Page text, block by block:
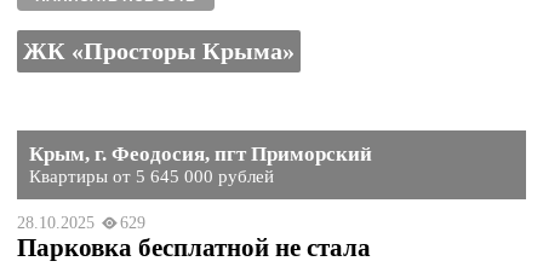
ЖК «Просторы Крыма»
Крым, г. Феодосия, пгт Приморский
Квартиры от 5 645 000 рублей
28.10.2025 629
Парковка бесплатной не стала